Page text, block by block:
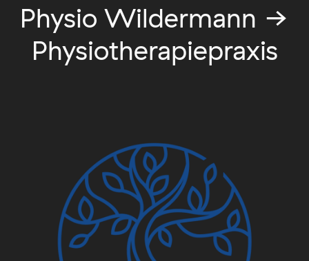
Physio Wildermann →
Physiotherapiepraxis